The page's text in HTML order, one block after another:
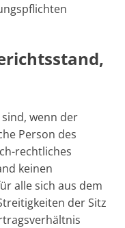
wenn der
Person des
rechtliches
keinen
alle sich aus dem
der Sitz